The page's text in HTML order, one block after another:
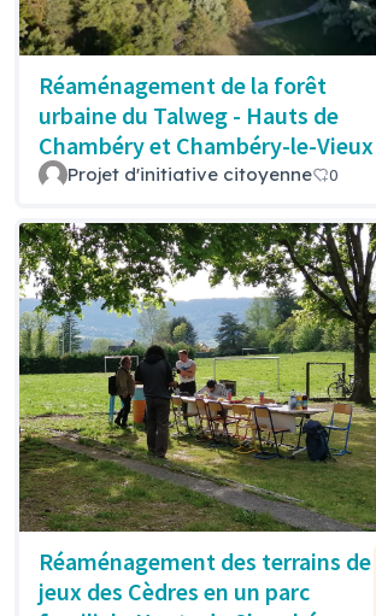
Réaménagement de la forêt
urbaine du Talweg - Hauts de
Chambéry et Chambéry-le-Vieux
Projet d'initiative citoyenne 0
Réaménagement des terrains de
jeux des Cèdres en un parc